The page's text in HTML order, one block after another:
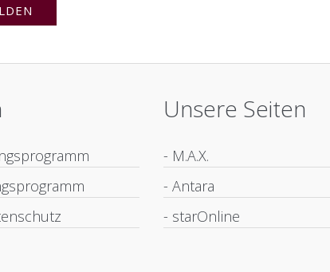
Unsere Seiten
- M.A.X.
- Antara
- starOnline